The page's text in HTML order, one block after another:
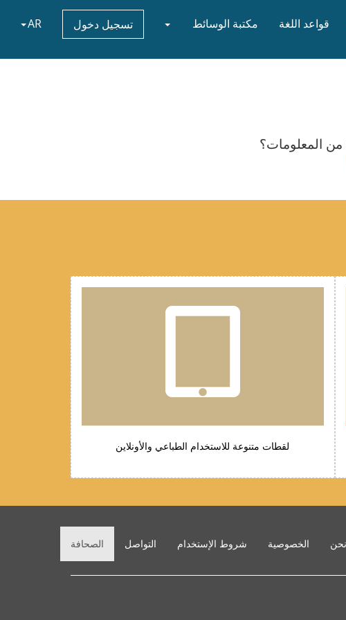
قواعد اللغة مكتبة الوسائط تسجيل دخول AR
المعلومات؟
لقطات متنوعة للاستخدام الطباعي والأونلاين
الخصوصية شروط الإستخدام التواصل الصحافة